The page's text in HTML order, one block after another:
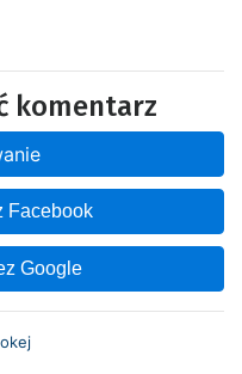
komentarz
Facebook
Google